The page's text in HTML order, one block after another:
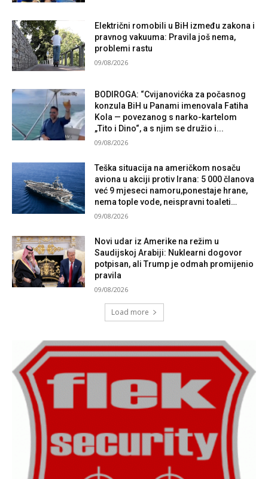
Električni romobili u BiH između zakona i
pravnog vakuuma: Pravila još nema,
problemi rastu
09/08/2026
BODIROGA: “Cvijanovićka za počasnog
konzula BiH u Panami imenovala Fatiha
Kola — povezanog s narko-kartelom
„Tito i Dino“, a s njim se družio i...
09/08/2026
Teška situacija na američkom nosaču
aviona u akciji protiv Irana: 5 000 članova
već 9 mjeseci namoru,ponestaje hrane,
nema tople vode, neispravni toaleti…
09/08/2026
Novi udar iz Amerike na režim u
Saudijskoj Arabiji: Nuklearni dogovor
potpisan, ali Trump je odmah promijenio
pravila
09/08/2026
Load more